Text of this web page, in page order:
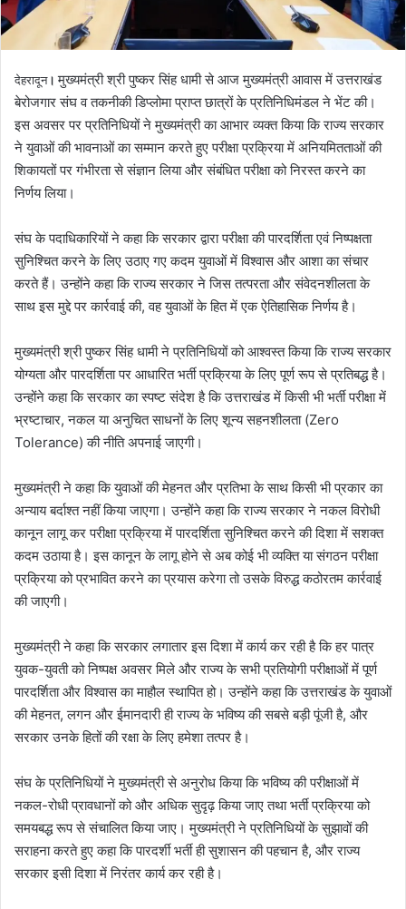
देहरादून।मुख्यमंत्री श्री पुष्कर सिंह धामी से आज मुख्यमंत्री आवास में उत्तराखंड
बेरोजगार संघ व तकनीकी डिप्लोमा प्राप्त छात्रों के प्रतिनिधिमंडल ने भेंट की।
इस अवसर पर प्रतिनिधियों ने मुख्यमंत्री का आभार व्यक्त किया कि राज्य सरकार
ने युवाओं की भावनाओं का सम्मान करते हुए परीक्षा प्रक्रिया में अनियमितताओं की
शिकायतों पर गंभीरता से संज्ञान लिया और संबंधित परीक्षा को निरस्त करने का
निर्णय लिया।
संघ के पदाधिकारियों ने कहा कि सरकार द्वारा परीक्षा की पारदर्शिता एवं निष्पक्षता
सुनिश्चित करने के लिए उठाए गए कदम युवाओं में विश्वास और आशा का संचार
करते हैं। उन्होंने कहा कि राज्य सरकार ने जिस तत्परता और संवेदनशीलता के
साथ इस मुद्दे पर कार्रवाई की, वह युवाओं के हित में एक ऐतिहासिक निर्णय है।
मुख्यमंत्री श्री पुष्कर सिंह धामी ने प्रतिनिधियों को आश्वस्त किया कि राज्य सरकार
योग्यता और पारदर्शिता पर आधारित भर्ती प्रक्रिया के लिए पूर्ण रूप से प्रतिबद्ध है।
उन्होंने कहा कि सरकार का स्पष्ट संदेश है कि उत्तराखंड में किसी भी भर्ती परीक्षा में
भ्रष्टाचार, नकल या अनुचित साधनों के लिए शून्य सहनशीलता (Zero
Tolerance) की नीति अपनाई जाएगी।
मुख्यमंत्री ने कहा कि युवाओं की मेहनत और प्रतिभा के साथ किसी भी प्रकार का
अन्याय बर्दाश्त नहीं किया जाएगा। उन्होंने कहा कि राज्य सरकार ने नकल विरोधी
कानून लागू कर परीक्षा प्रक्रिया में पारदर्शिता सुनिश्चित करने की दिशा में सशक्त
कदम उठाया है। इस कानून के लागू होने से अब कोई भी व्यक्ति या संगठन परीक्षा
प्रक्रिया को प्रभावित करने का प्रयास करेगा तो उसके विरुद्ध कठोरतम कार्रवाई
की जाएगी।
मुख्यमंत्री ने कहा कि सरकार लगातार इस दिशा में कार्य कर रही है कि हर पात्र
युवक-युवती को निष्पक्ष अवसर मिले और राज्य के सभी प्रतियोगी परीक्षाओं में पूर्ण
पारदर्शिता और विश्वास का माहौल स्थापित हो। उन्होंने कहा कि उत्तराखंड के युवाओं
की मेहनत, लगन और ईमानदारी ही राज्य के भविष्य की सबसे बड़ी पूंजी है, और
सरकार उनके हितों की रक्षा के लिए हमेशा तत्पर है।
संघ के प्रतिनिधियों ने मुख्यमंत्री से अनुरोध किया कि भविष्य की परीक्षाओं में
नकल-रोधी प्रावधानों को और अधिक सुदृढ़ किया जाए तथा भर्ती प्रक्रिया को
समयबद्ध रूप से संचालित किया जाए। मुख्यमंत्री ने प्रतिनिधियों के सुझावों की
सराहना करते हुए कहा कि पारदर्शी भर्ती ही सुशासन की पहचान है, और राज्य
सरकार इसी दिशा में निरंतर कार्य कर रही है।